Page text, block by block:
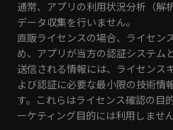
通常、アプリの利用状況分析（解
データ収集を行いません。
直販ライセンスの場合、ライセン
め、アプリが当方の認証システム
送信される情報には、ライセンス
よび認証に必要な最小限の技術情
す。これらはライセンス確認の目
ーケティング目的には利用しません